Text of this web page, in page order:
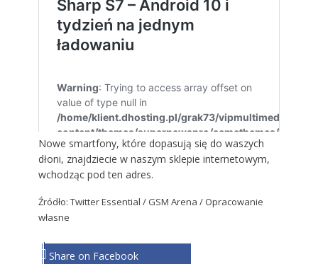
Nowe smartfony, które dopasują się do waszych
dłoni, znajdziecie w naszym sklepie internetowym,
wchodząc pod ten adres.
Źródło: Twitter Essential / GSM Arena / Opracowanie
własne
Share on Facebook